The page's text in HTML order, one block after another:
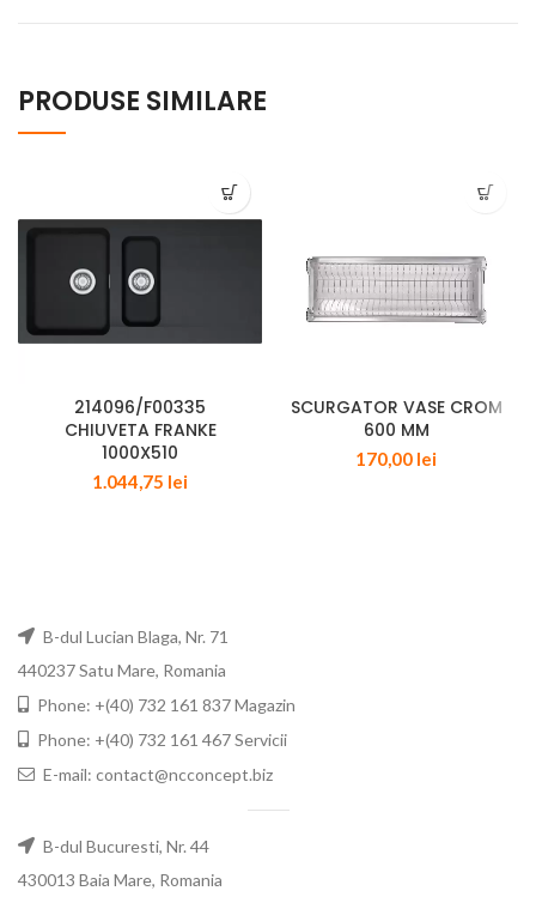
PRODUSE SIMILARE
214096/F00335
CHIUVETA FRANKE
1000X510
1.044,75 lei
SCURGATOR VASE CROM
600 MM
170,00 lei
B-dul Lucian Blaga, Nr. 71
440237 Satu Mare, Romania
Phone: +(40) 732 161 837 Magazin
Phone: +(40) 732 161 467 Servicii
E-mail: contact@ncconcept.biz
B-dul Bucuresti, Nr. 44
430013 Baia Mare, Romania